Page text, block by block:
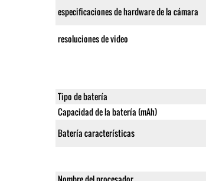
especificaciones de hardware de la cámara
resoluciones de video
Tipo de batería
Capacidad de la batería (mAh)
Batería características